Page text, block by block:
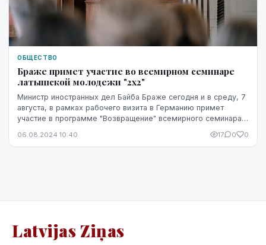
ОБЩЕСТВО
Браже примет участие во всемирном семинаре
латышской молодежи "2х2"
Министр иностранных дел Байба Браже сегодня и в среду, 7
августа, в рамках рабочего визита в Германию примет
участие в программе "Возвращение" всемирного семинара
06.08.2024 10:40 17 0 0
Latvijas Ziņas